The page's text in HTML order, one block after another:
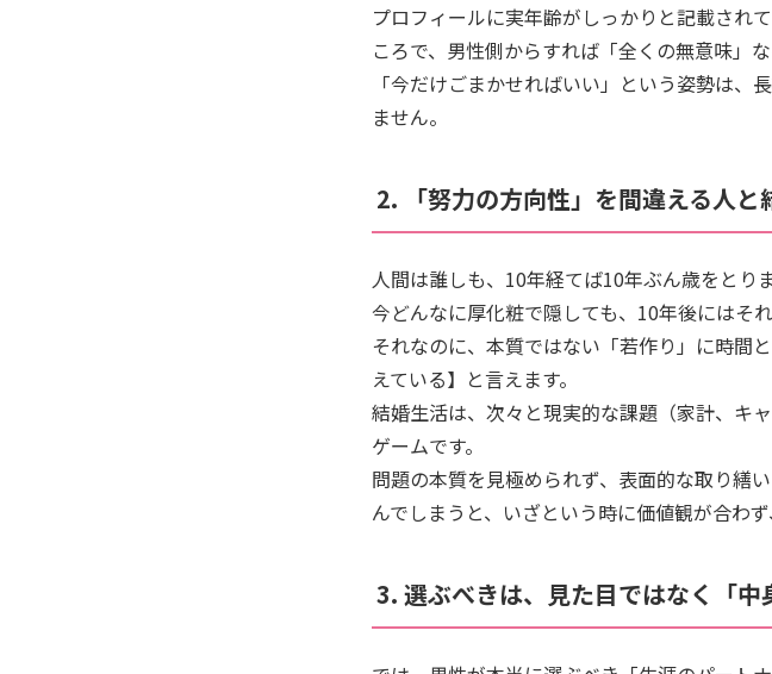
プロフィールに実年齢がしっかりと記載され
ころで、男性側からすれば「全くの無意味」な
「今だけごまかせればいい」という姿勢は
ません。
2. 「努力の方向性」を間違える人と
人間は誰しも、10年経てば10年ぶん歳をとりま
今どんなに厚化粧で隠しても、10年後にはそ
それなのに、本質ではない「若作り」に時間
えている】と言えます。
結婚生活は、次々と現実的な課題（家計、キ
ゲームです。
問題の本質を見極められず、表面的な取り繕
んでしまうと、いざという時に価値観が合わ
3. 選ぶべきは、見た目ではなく「中